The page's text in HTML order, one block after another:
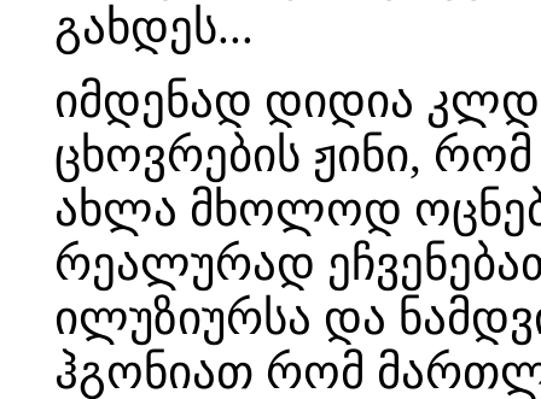
გახდეს...
იმდენად დიდია
ცხოვრების ჟინი,
ახლა მხოლოდ
რეალურად
ილუზიურსა და
ჰგონიათ რომ